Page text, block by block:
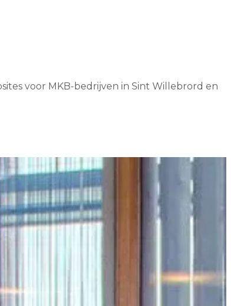
voor MKB-bedrijven in Sint Willebrord en